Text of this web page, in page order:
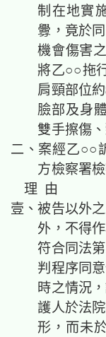
制在地實
釁，竟於
機會傷害
將乙○○拖
肩頸部位
臉部及身
雙手擦傷
二、案經乙○○
方檢察署
理 由
壹、被告以外
外，不得
符合同法
判程序同
時之情況
護人於法
形，而未